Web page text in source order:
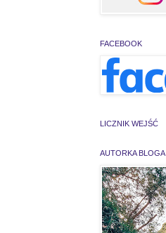
FACEBOOK
LICZNIK WEJŚĆ
AUTORKA BLOGA